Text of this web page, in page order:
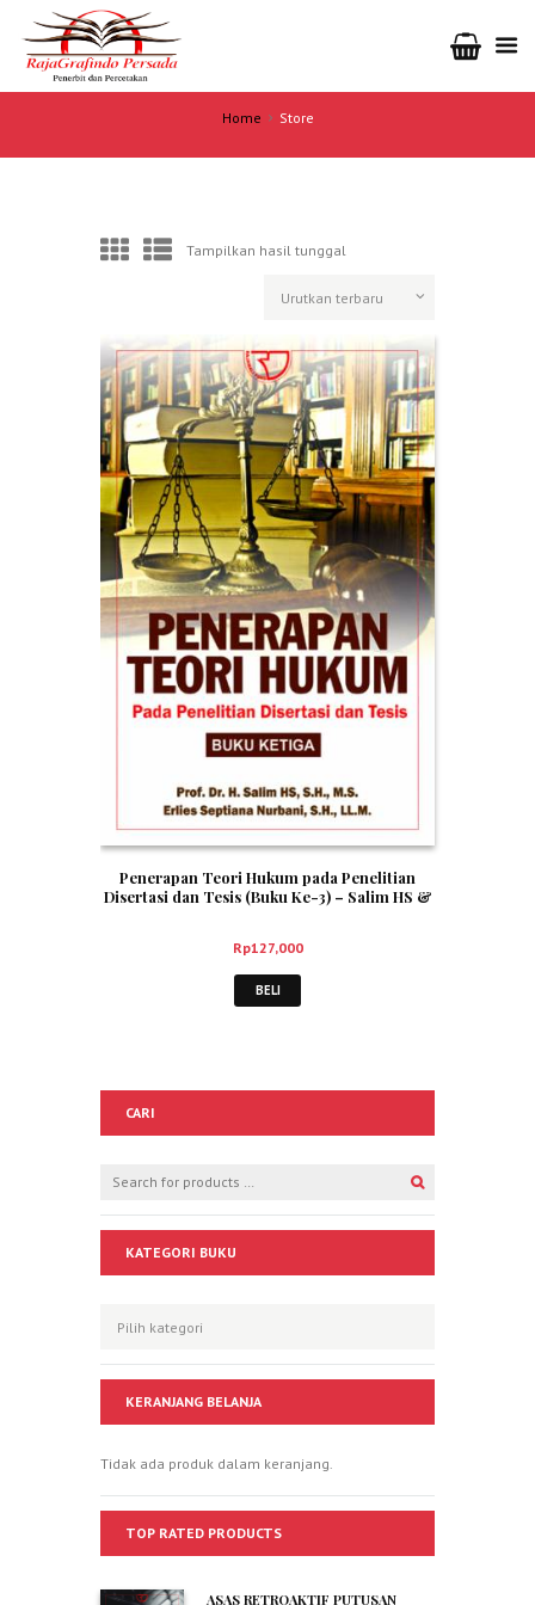
Home Store
Tampilkan hasil tunggal
Penerapan Teori Hukum pada Penelitian
Disertasi dan Tesis (Buku Ke-3) – Salim HS &
Rp127,000
BELI
CARI
KATEGORI BUKU
KERANJANG BELANJA
Tidak ada produk dalam keranjang.
TOP RATED PRODUCTS
ASAS RETROAKTIF PUTUSAN